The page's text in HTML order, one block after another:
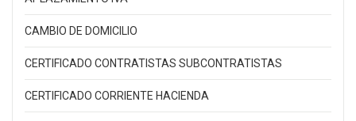
CAMBIO DE DOMICILIO
CERTIFICADO CONTRATISTAS SUBCONTRATISTAS
CERTIFICADO CORRIENTE HACIENDA